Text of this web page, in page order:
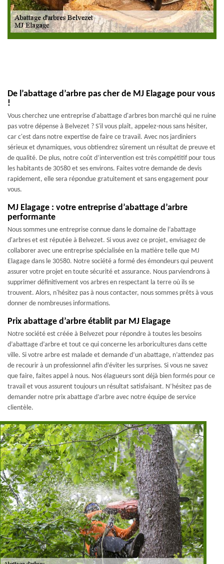
De l’abattage d’arbre pas cher de MJ Elagage pour vous
!
Vous cherchez une entreprise d'abattage d'arbres bon marché qui ne ruine
pas votre dépense à Belvezet ? S'il vous plaît, appelez-nous sans hésiter,
car c'est dans notre expertise de faire ce travail. Avec nos jardiniers
sérieux et dynamiques, vous obtiendrez sûrement un résultat de preuve et
de qualité. De plus, notre coût d’intervention est très compétitif pour tous
les habitants de 30580 et ses environs. Faites votre demande de devis
rapidement, elle sera répondue gratuitement et sans engagement pour
vous.
MJ Elagage : votre entreprise d’abattage d’arbre
performante
Nous sommes une entreprise connue dans le domaine de l’abattage
d'arbres et est réputée à Belvezet. Si vous avez ce projet, envisagez de
collaborer avec une entreprise spécialisée en la matière telle que MJ
Elagage dans le 30580. Notre société a formé des émondeurs qui peuvent
assurer votre projet en toute sécurité et assurance. Nous parviendrons à
supprimer définitivement vos arbres en respectant la terre où ils se
trouvent. Alors, n'hésitez pas à nous contacter, nous sommes prêts à vous
donner de nombreuses informations.
Prix abattage d’arbre établit par MJ Elagage
Notre société est créée à Belvezet pour répondre à toutes les besoins
d’abattage d’arbre et tout ce qui concerne les arboricultures dans cette
ville. Si votre arbre est malade et demande d’un abattage, n’attendez pas
de recourir à un professionnel afin d’éviter les surprises. Si vous ne savez
que faire, faites appel à nous. Nos élagueurs sont déjà bien formés pour ce
travail et vous assurent toujours un résultat satisfaisant. N’hésitez pas de
demander notre prix abattage d’arbre avec notre équipe de service
clientèle.